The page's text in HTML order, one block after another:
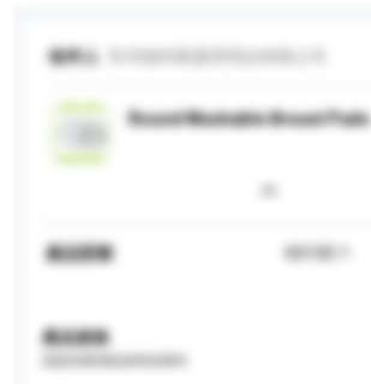
收件人
Round Washable Breast Pads
產品型號 KX100-1
產品規格